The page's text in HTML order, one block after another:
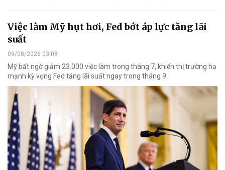
Việc làm Mỹ hụt hơi, Fed bớt áp lực tăng lãi
suất
09/08/2026 03:08
Mỹ bất ngờ giảm 23.000 việc làm trong tháng 7, khiến thị trường hạ
mạnh kỳ vọng Fed tăng lãi suất ngay trong tháng 9.